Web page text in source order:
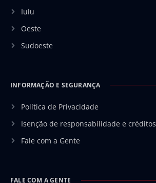
Iuiu
Oeste
Sudoeste
INFORMAÇÃO E SEGURANÇA
Política de Privacidade
Isenção de responsabilidade e créditos
Fale com a Gente
FALE COM A GENTE